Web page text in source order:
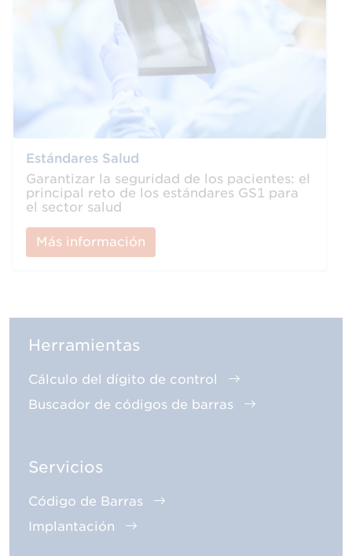
Estándares Salud
Garantizar la seguridad de los pacientes: el
principal reto de los estándares GS1 para
el sector salud
Más información
Herramientas
Cálculo del dígito de control
Buscador de códigos de barras
Servicios
Código de Barras
Implantación